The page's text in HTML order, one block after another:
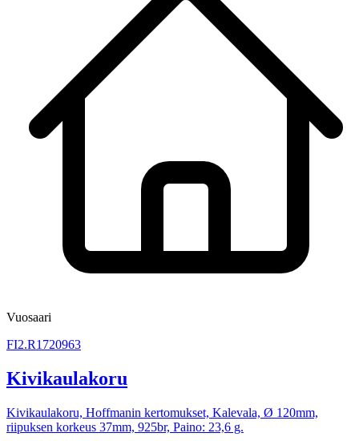
Vuosaari
FI2.R1720963
Kivikaulakoru
Kivikaulakoru, Hoffmanin kertomukset, Kalevala, Ø 120mm,
riipuksen korkeus 37mm, 925br, Paino: 23,6 g.